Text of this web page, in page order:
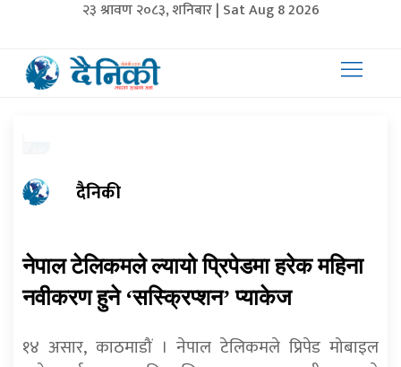
२३ श्रावण २०८३, शनिबार | Sat Aug 8 2026
दैनिकी
नेपाल टेलिकमले ल्यायो प्रिपेडमा हरेक महिना
नवीकरण हुने ‘सस्क्रिप्शन’ प्याकेज
१४ असार, काठमाडौं । नेपाल टेलिकमले प्रिपेड मोबाइल